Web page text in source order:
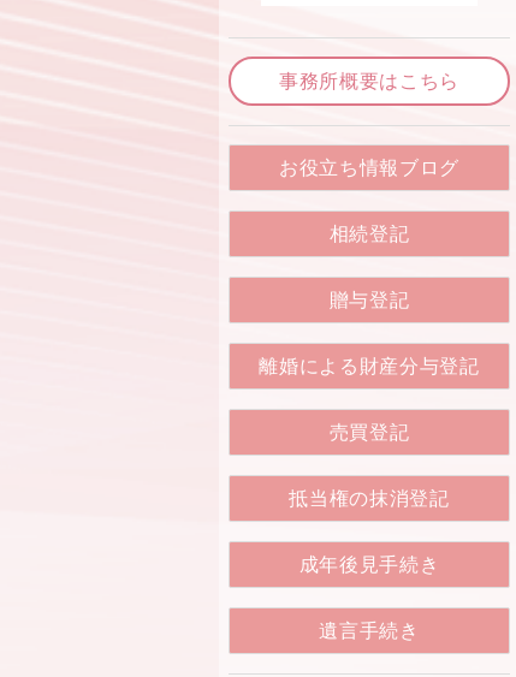
事務所概要はこちら
お役立ち情報ブログ
相続登記
贈与登記
離婚による財産分与登記
売買登記
抵当権の抹消登記
成年後見手続き
遺言手続き